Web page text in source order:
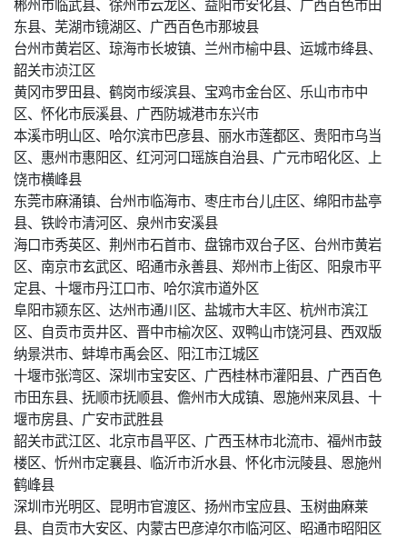
东县、芜湖市镜湖区、广西百色市那坡县
台州市黄岩区、琼海市长坡镇、兰州市榆中县、运城市绛县、
韶关市浈江区
黄冈市罗田县、鹤岗市绥滨县、宝鸡市金台区、乐山市市中
区、怀化市辰溪县、广西防城港市东兴市
本溪市明山区、哈尔滨市巴彦县、丽水市莲都区、贵阳市乌当
区、惠州市惠阳区、红河河口瑶族自治县、广元市昭化区、上
饶市横峰县
东莞市麻涌镇、台州市临海市、枣庄市台儿庄区、绵阳市盐亭
县、铁岭市清河区、泉州市安溪县
海口市秀英区、荆州市石首市、盘锦市双台子区、台州市黄岩
区、南京市玄武区、昭通市永善县、郑州市上街区、阳泉市平
定县、十堰市丹江口市、哈尔滨市道外区
阜阳市颍东区、达州市通川区、盐城市大丰区、杭州市滨江
区、自贡市贡井区、晋中市榆次区、双鸭山市饶河县、西双版
纳景洪市、蚌埠市禹会区、阳江市江城区
十堰市张湾区、深圳市宝安区、广西桂林市灌阳县、广西百色
市田东县、抚顺市抚顺县、儋州市大成镇、恩施州来凤县、十
堰市房县、广安市武胜县
韶关市武江区、北京市昌平区、广西玉林市北流市、福州市鼓
楼区、忻州市定襄县、临沂市沂水县、怀化市沅陵县、恩施州
鹤峰县
深圳市光明区、昆明市官渡区、扬州市宝应县、玉树曲麻莱
县、自贡市大安区、内蒙古巴彦淖尔市临河区、昭通市昭阳区